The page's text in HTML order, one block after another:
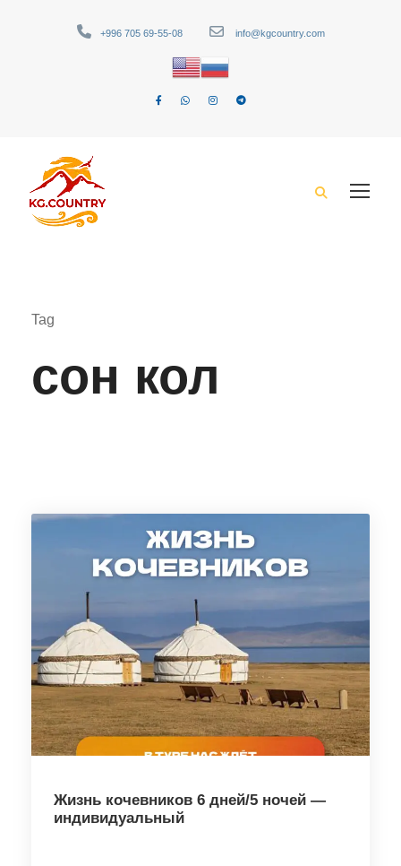
+996 705 69-55-08 info@kgcountry.com
Tag
сон кол
Жизнь кочевников 6 дней/5 ночей —
индивидуальный